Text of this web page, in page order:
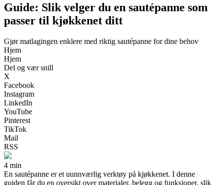
Guide: Slik velger du en sautépanne som
passer til kjøkkenet ditt
Gjør matlagingen enklere med riktig sautépanne for dine behov
Hjem
Hjem
Del og vær snill
X
Facebook
Instagram
LinkedIn
YouTube
Pinterest
TikTok
Mail
RSS
4 min
En sautépanne er et uunnværlig verktøy på kjøkkenet. I denne
guiden får du en oversikt over materialer, belegg og funksjoner, slik